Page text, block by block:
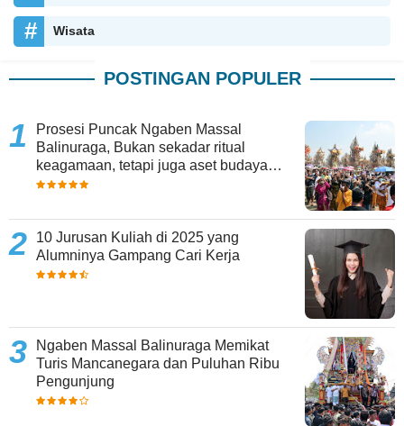
Wisata
POSTINGAN POPULER
Prosesi Puncak Ngaben Massal
Balinuraga, Bukan sekadar ritual
keagamaan, tetapi juga aset budaya
yang memperkaya keberagaman
10 Jurusan Kuliah di 2025 yang
Alumninya Gampang Cari Kerja
Ngaben Massal Balinuraga Memikat
Turis Mancanegara dan Puluhan Ribu
Pengunjung